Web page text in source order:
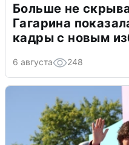
Больше не
Гагарина
кадры с новым
6 августа 248